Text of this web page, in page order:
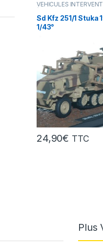
VÉHICULES
(gendarmerie,
ambulance..)
Sd Kfz 251/1 Stuka
1/43°
24,90€ TTC
Plus